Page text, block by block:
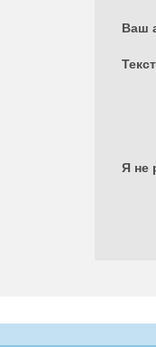
Ваш
Я не